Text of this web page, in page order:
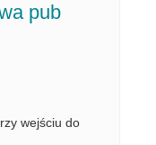
pub
wejściu do